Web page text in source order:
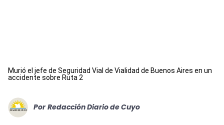
Murió el jefe de Seguridad Vial de Vialidad de Buenos Aires en un
accidente sobre Ruta 2
Por Redacción Diario de Cuyo